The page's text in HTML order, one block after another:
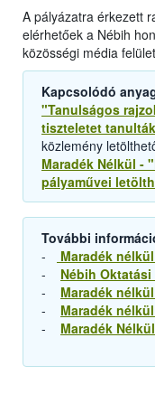
A pályázatra érkezett
elérhetőek a Nébih
közösségi média
Kapcsolódó
"Tanulságos
tiszteletet
közlemény
Maradék Nélkül -
pályaművei
További
-
Maradék
- Nébih
- Maradék
- Maradék
- Maradék